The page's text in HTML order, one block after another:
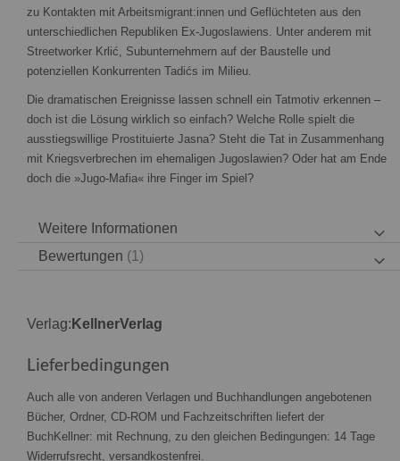
zu Kontakten mit Arbeitsmigrant:innen und Geflüchteten aus den
unterschiedlichen Republiken Ex-Jugoslawiens. Unter anderem mit
Streetworker Krlić, Subunternehmern auf der Baustelle und
potenziellen Konkurrenten Tadićs im Milieu.
Die dramatischen Ereignisse lassen schnell ein Tatmotiv erkennen –
doch ist die Lösung wirklich so einfach? Welche Rolle spielt die
ausstiegswillige Prostituierte Jasna? Steht die Tat in Zusammenhang
mit Kriegsverbrechen im ehemaligen Jugoslawien? Oder hat am Ende
doch die »Jugo-Mafia« ihre Finger im Spiel?
Weitere Informationen
Bewertungen
1
Verlag:KellnerVerlag
Lieferbedingungen
Auch alle von anderen Verlagen und Buchhandlungen angebotenen
Bücher, Ordner, CD-ROM und Fachzeitschriften liefert der
BuchKellner: mit Rechnung, zu den gleichen Bedingungen: 14 Tage
Widerrufsrecht, versandkostenfrei.